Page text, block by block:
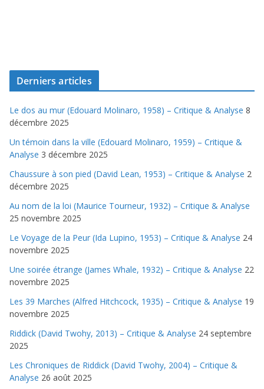
Derniers articles
Le dos au mur (Edouard Molinaro, 1958) – Critique & Analyse 8
décembre 2025
Un témoin dans la ville (Edouard Molinaro, 1959) – Critique &
Analyse 3 décembre 2025
Chaussure à son pied (David Lean, 1953) – Critique & Analyse 2
décembre 2025
Au nom de la loi (Maurice Tourneur, 1932) – Critique & Analyse
25 novembre 2025
Le Voyage de la Peur (Ida Lupino, 1953) – Critique & Analyse 24
novembre 2025
Une soirée étrange (James Whale, 1932) – Critique & Analyse 22
novembre 2025
Les 39 Marches (Alfred Hitchcock, 1935) – Critique & Analyse 19
novembre 2025
Riddick (David Twohy, 2013) – Critique & Analyse 24 septembre
2025
Les Chroniques de Riddick (David Twohy, 2004) – Critique &
Analyse 26 août 2025